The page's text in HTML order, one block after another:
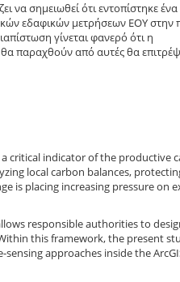
να σημειωθεί ότι εντοπίστηκε
εδαφικών μετρήσεων ΕΟΥ στην
γίνεται φανερό ότι η
παραχθούν από αυτές θα
critical indicator of the productive
local carbon balances,
is placing increasing pressure on
responsible authorities to
this framework, the present
approaches inside the